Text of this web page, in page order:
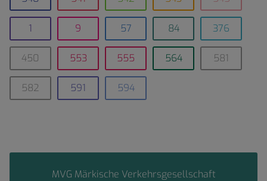
1 9 57 84 376
450 553 555 564 581
582 591 594
MVG Märkische Verkehrsgesellschaft